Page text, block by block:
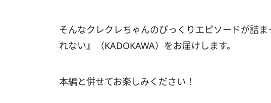
そんなクレクレちゃんのびっくりエピソードが詰
れない』（KADOKAWA）をお届けします。
本編と併せてお楽しみください！